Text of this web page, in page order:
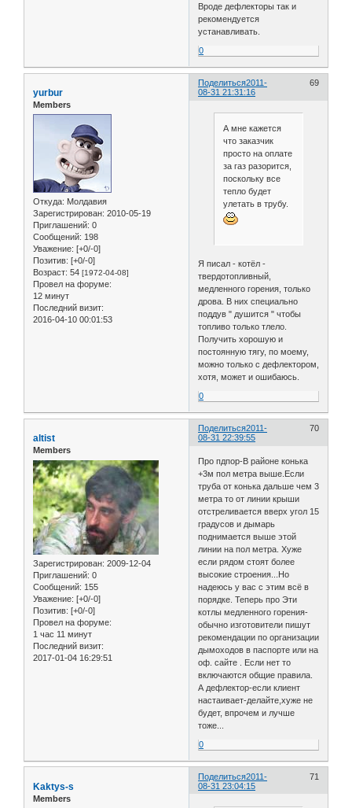
Вроде дефлекторы так и
рекомендуется
устанавливать.
0
Поделиться 69
2011-
08-31 21:31:16
yurbur
Members
Откуда: Молдавия
Зарегистрирован: 2010-05-19
Приглашений: 0
Сообщений: 198
Уважение: [+0/-0]
Позитив: [+0/-0]
Возраст: 54 [1972-04-08]
Провел на форуме:
12 минут
Последний визит:
2016-04-10 00:01:53
А мне кажется
что заказчик
просто на оплате
за газ разорится,
поскольку все
тепло будет
улетать в трубу.
Я писал - котёл -
твердотопливный,
медленного горения, только
дрова. В них специально
поддув " душится " чтобы
топливо только тлело.
Получить хорошую и
постоянную тягу, по моему,
можно только с дефлектором,
хотя, может и ошибаюсь.
0
Поделиться 70
2011-
08-31 22:39:55
altist
Members
Зарегистрирован: 2009-12-04
Приглашений: 0
Сообщений: 155
Уважение: [+0/-0]
Позитив: [+0/-0]
Провел на форуме:
1 час 11 минут
Последний визит:
2017-01-04 16:29:51
Про пдпор-В районе конька
+3м пол метра выше.Если
труба от конька дальше чем 3
метра то от линии крыши
отстреливается вверх угол 15
градусов и дымарь
поднимается выше этой
линии на пол метра. Хуже
если рядом стоят более
высокие строения...Но
надеюсь у вас с этим всё в
порядке. Теперь про Эти
котлы медленного горения-
обычно изготовители пишут
рекомендации по организации
дымоходов в паспорте или на
оф. сайте . Если нет то
включаются общие правила.
А дефлектор-если клиент
настаивает-делайте,хуже не
будет, впрочем и лучше
тоже...
0
Поделиться 71
2011-
08-31 23:04:15
Kaktys-s
Members